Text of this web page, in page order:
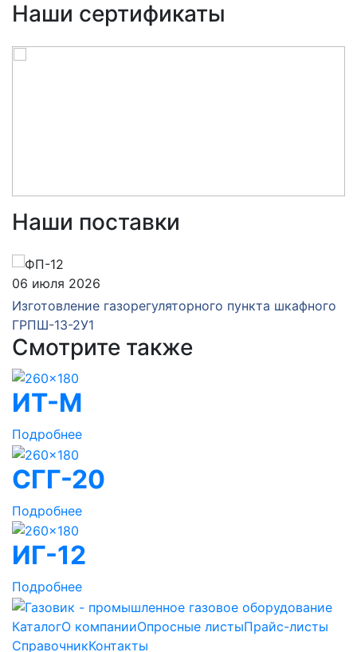
Наши сертификаты
Наши поставки
06 июля 2026
Изготовление газорегуляторного пункта шкафного
ГРПШ-13-2У1
Смотрите также
ИТ-М
Подробнее
СГГ-20
Подробнее
ИГ-12
Подробнее
КаталогО компанииОпросные листыПрайс-листы
СправочникКонтакты